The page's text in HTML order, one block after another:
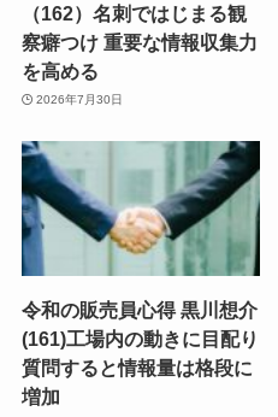
（162）名刺ではじまる観
察癖つけ 重要な情報収集力
を高める
2026年7月30日
令和の販売員心得 黒川想介
(161)工場内の動きに目配り
質問すると情報量は格段に
増加